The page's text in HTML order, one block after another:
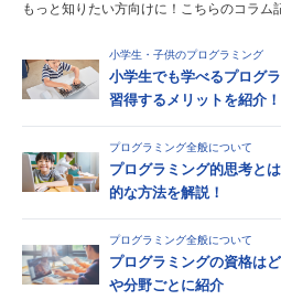
もっと知りたい方向けに！こちらのコラム
小学生・子供のプログラミング
小学生でも学べるプログ
習得するメリットを紹介！
プログラミング全般について
プログラミング的思考と
的な方法を解説！
プログラミング全般について
プログラミングの資格は
や分野ごとに紹介